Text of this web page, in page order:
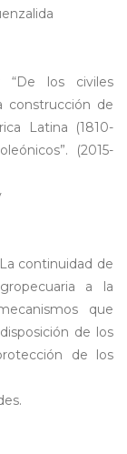
“De los civiles
construcción de
Latina (1810-
(2015-
continuidad de
a la
que
de los
de los